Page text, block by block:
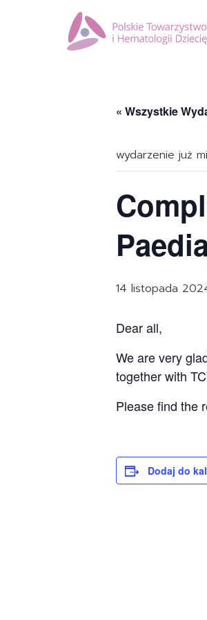
« Wszystkie
wydarzenie już
14 listopada
Dear all,
We are very
together with
Please find the
Dodaj do